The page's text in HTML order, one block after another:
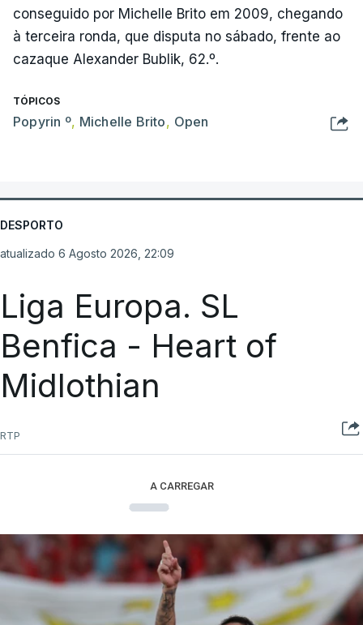
conseguido por Michelle Brito em 2009, chegando
à terceira ronda, que disputa no sábado, frente ao
cazaque Alexander Bublik, 62.º.
TÓPICOS
Popyrin º, Michelle Brito, Open
DESPORTO
atualizado 6 Agosto 2026, 22:09
Liga Europa. SL
Benfica - Heart of
Midlothian
RTP
A CARREGAR